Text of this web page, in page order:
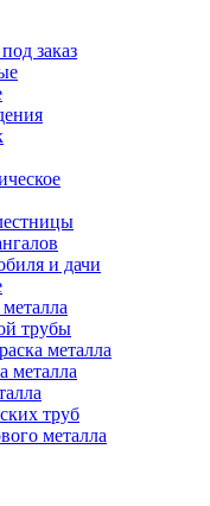
заказ
и дачи
трубы
металла
металла
труб
металла